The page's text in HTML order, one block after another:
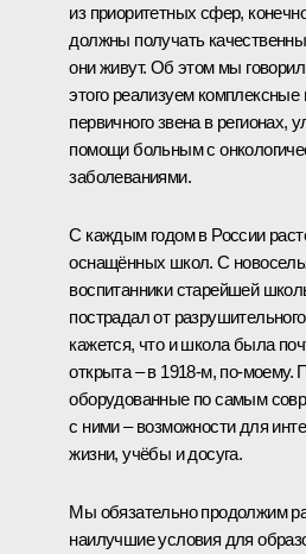
из приоритетных сфер,
должны получать
они живут. Об этом мы
этого реализуем
первичного звена в регионах,
помощи больным с
заболеваниями.
С каждым годом в России
оснащённых школ. С
воспитанники старейшей
пострадал от
кажется, что и школа была
открыта – в 1918-м, по-моему.
оборудованные по самым
с ними – возможности для
жизни, учёбы и досуга.
Мы обязательно продолжим
наилучшие условия для